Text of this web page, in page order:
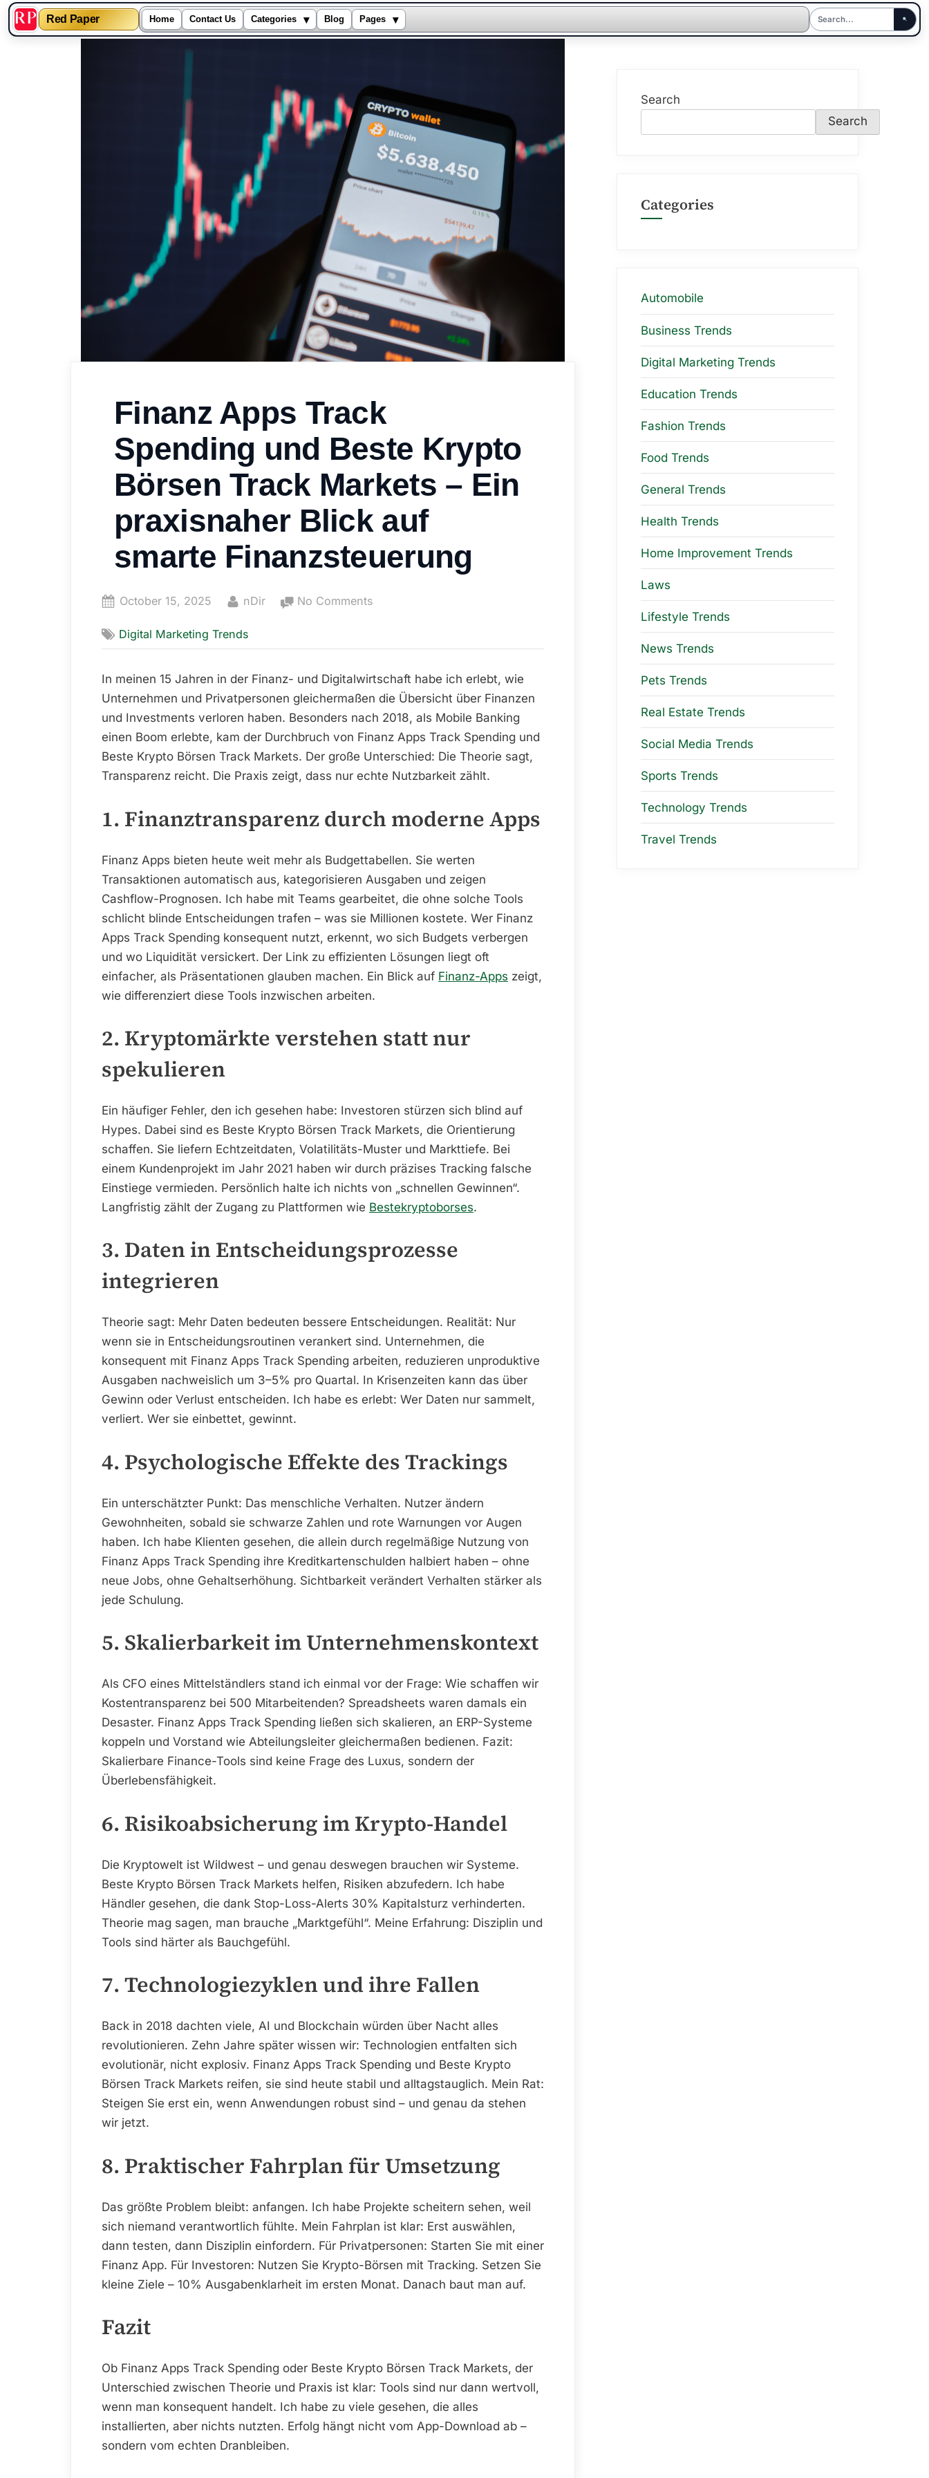
Red Paper Home Contact Us Categories ▾ Blog Pages ▾
Finanz Apps Track
Spending und Beste Krypto
Börsen Track Markets – Ein
praxisnaher Blick auf
smarte Finanzsteuerung
Posted
October 15, 2025 By
nDir No Comments
Spending
und
Beste
Krypto
Börsen
Track
Ein
Blick
auf
smarte
Finanzsteuerung
Digital Marketing Trends
In meinen 15 Jahren in der Finanz- und Digitalwirtschaft habe ich erlebt, wie
Unternehmen und Privatpersonen gleichermaßen die Übersicht über Finanzen
und Investments verloren haben. Besonders nach 2018, als Mobile Banking
einen Boom erlebte, kam der Durchbruch von Finanz Apps Track Spending und
Beste Krypto Börsen Track Markets. Der große Unterschied: Die Theorie sagt,
Transparenz reicht. Die Praxis zeigt, dass nur echte Nutzbarkeit zählt.
1. Finanztransparenz durch moderne Apps
Finanz Apps bieten heute weit mehr als Budgettabellen. Sie werten
Transaktionen automatisch aus, kategorisieren Ausgaben und zeigen
Cashflow-Prognosen. Ich habe mit Teams gearbeitet, die ohne solche Tools
schlicht blinde Entscheidungen trafen – was sie Millionen kostete. Wer Finanz
Apps Track Spending konsequent nutzt, erkennt, wo sich Budgets verbergen
und wo Liquidität versickert. Der Link zu effizienten Lösungen liegt oft
einfacher, als Präsentationen glauben machen. Ein Blick auf Finanz-Apps zeigt,
wie differenziert diese Tools inzwischen arbeiten.
2. Kryptomärkte verstehen statt nur
spekulieren
Ein häufiger Fehler, den ich gesehen habe: Investoren stürzen sich blind auf
Hypes. Dabei sind es Beste Krypto Börsen Track Markets, die Orientierung
schaffen. Sie liefern Echtzeitdaten, Volatilitäts-Muster und Markttiefe. Bei
einem Kundenprojekt im Jahr 2021 haben wir durch präzises Tracking falsche
Einstiege vermieden. Persönlich halte ich nichts von „schnellen Gewinnen“.
Langfristig zählt der Zugang zu Plattformen wie Bestekryptoborses.
3. Daten in Entscheidungsprozesse
integrieren
Theorie sagt: Mehr Daten bedeuten bessere Entscheidungen. Realität: Nur
wenn sie in Entscheidungsroutinen verankert sind. Unternehmen, die
konsequent mit Finanz Apps Track Spending arbeiten, reduzieren unproduktive
Ausgaben nachweislich um 3–5% pro Quartal. In Krisenzeiten kann das über
Gewinn oder Verlust entscheiden. Ich habe es erlebt: Wer Daten nur sammelt,
verliert. Wer sie einbettet, gewinnt.
4. Psychologische Effekte des Trackings
Ein unterschätzter Punkt: Das menschliche Verhalten. Nutzer ändern
Gewohnheiten, sobald sie schwarze Zahlen und rote Warnungen vor Augen
haben. Ich habe Klienten gesehen, die allein durch regelmäßige Nutzung von
Finanz Apps Track Spending ihre Kreditkartenschulden halbiert haben – ohne
neue Jobs, ohne Gehaltserhöhung. Sichtbarkeit verändert Verhalten stärker als
jede Schulung.
5. Skalierbarkeit im Unternehmenskontext
Als CFO eines Mittelständlers stand ich einmal vor der Frage: Wie schaffen wir
Kostentransparenz bei 500 Mitarbeitenden? Spreadsheets waren damals ein
Desaster. Finanz Apps Track Spending ließen sich skalieren, an ERP-Systeme
koppeln und Vorstand wie Abteilungsleiter gleichermaßen bedienen. Fazit:
Skalierbare Finance-Tools sind keine Frage des Luxus, sondern der
Überlebensfähigkeit.
6. Risikoabsicherung im Krypto-Handel
Die Kryptowelt ist Wildwest – und genau deswegen brauchen wir Systeme.
Beste Krypto Börsen Track Markets helfen, Risiken abzufedern. Ich habe
Händler gesehen, die dank Stop-Loss-Alerts 30% Kapitalsturz verhinderten.
Theorie mag sagen, man brauche „Marktgefühl“. Meine Erfahrung: Disziplin und
Tools sind härter als Bauchgefühl.
7. Technologiezyklen und ihre Fallen
Back in 2018 dachten viele, AI und Blockchain würden über Nacht alles
revolutionieren. Zehn Jahre später wissen wir: Technologien entfalten sich
evolutionär, nicht explosiv. Finanz Apps Track Spending und Beste Krypto
Börsen Track Markets reifen, sie sind heute stabil und alltagstauglich. Mein Rat:
Steigen Sie erst ein, wenn Anwendungen robust sind – und genau da stehen
wir jetzt.
8. Praktischer Fahrplan für Umsetzung
Das größte Problem bleibt: anfangen. Ich habe Projekte scheitern sehen, weil
sich niemand verantwortlich fühlte. Mein Fahrplan ist klar: Erst auswählen,
dann testen, dann Disziplin einfordern. Für Privatpersonen: Starten Sie mit einer
Finanz App. Für Investoren: Nutzen Sie Krypto-Börsen mit Tracking. Setzen Sie
kleine Ziele – 10% Ausgabenklarheit im ersten Monat. Danach baut man auf.
Fazit
Ob Finanz Apps Track Spending oder Beste Krypto Börsen Track Markets, der
Unterschied zwischen Theorie und Praxis ist klar: Tools sind nur dann wertvoll,
wenn man konsequent handelt. Ich habe zu viele gesehen, die alles
installierten, aber nichts nutzten. Erfolg hängt nicht vom App-Download ab –
sondern vom echten Dranbleiben.
Search
Search
Categories
Automobile
Business Trends
Digital Marketing Trends
Education Trends
Fashion Trends
Food Trends
General Trends
Health Trends
Home Improvement Trends
Laws
Lifestyle Trends
News Trends
Pets Trends
Real Estate Trends
Social Media Trends
Sports Trends
Technology Trends
Travel Trends